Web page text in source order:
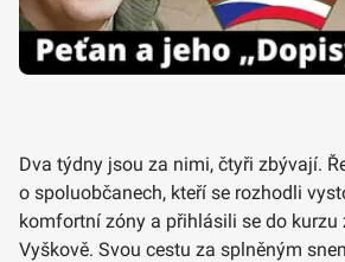
Dva týdny jsou za nimi, čtyři zbývají.
o spoluobčanech, kteří se rozhodli
komfortní zóny a přihlásili se do kurzu
Vyškově. Svou cestu za splněným